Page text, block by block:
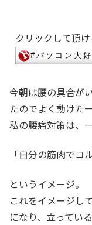
クリックして頂
今朝は腰の具合が
たのでよく動けた
私の腰痛対策は、
「自分の筋肉でコ
というイメージ。
これをイメージし
になり、立ってい